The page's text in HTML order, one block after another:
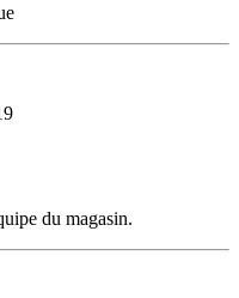
du magasin.